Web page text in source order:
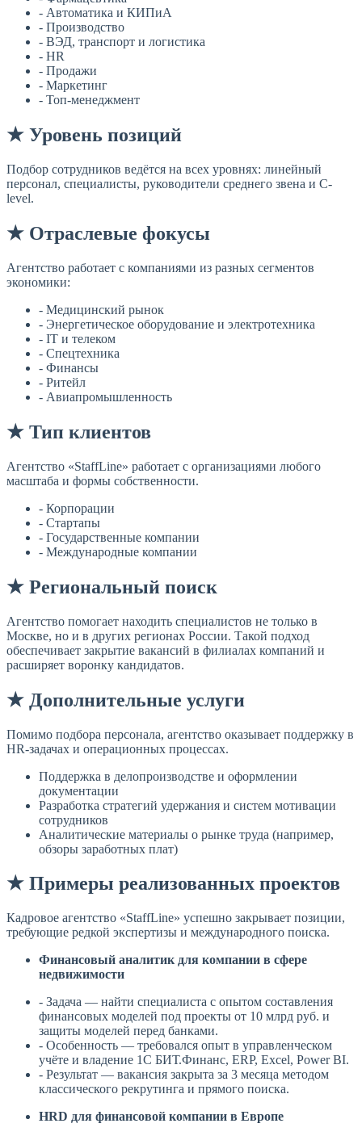
- Автоматика и КИПиА
- Производство
- ВЭД, транспорт и логистика
- HR
- Продажи
- Маркетинг
- Топ-менеджмент
★ Уровень позиций
Подбор сотрудников ведётся на всех уровнях: линейный
персонал, специалисты, руководители среднего звена и C-
level.
★ Отраслевые фокусы
Агентство работает с компаниями из разных сегментов
экономики:
- Медицинский рынок
- Энергетическое оборудование и электротехника
- IT и телеком
- Спецтехника
- Финансы
- Ритейл
- Авиапромышленность
★ Тип клиентов
Агентство «StaffLine» работает с организациями любого
масштаба и формы собственности.
- Корпорации
- Стартапы
- Государственные компании
- Международные компании
★ Региональный поиск
Агентство помогает находить специалистов не только в
Москве, но и в других регионах России. Такой подход
обеспечивает закрытие вакансий в филиалах компаний и
расширяет воронку кандидатов.
★ Дополнительные услуги
Помимо подбора персонала, агентство оказывает поддержку в
HR-задачах и операционных процессах.
Поддержка в делопроизводстве и оформлении
документации
Разработка стратегий удержания и систем мотивации
сотрудников
Аналитические материалы о рынке труда (например,
обзоры заработных плат)
★ Примеры реализованных проектов
Кадровое агентство «StaffLine» успешно закрывает позиции,
требующие редкой экспертизы и международного поиска.
Финансовый аналитик для компании в сфере
недвижимости
- Задача — найти специалиста с опытом составления
финансовых моделей под проекты от 10 млрд руб. и
защиты моделей перед банками.
- Особенность — требовался опыт в управленческом
учёте и владение 1С БИТ.Финанс, ERP, Excel, Power BI.
- Результат — вакансия закрыта за 3 месяца методом
классического рекрутинга и прямого поиска.
HRD для финансовой компании в Европе